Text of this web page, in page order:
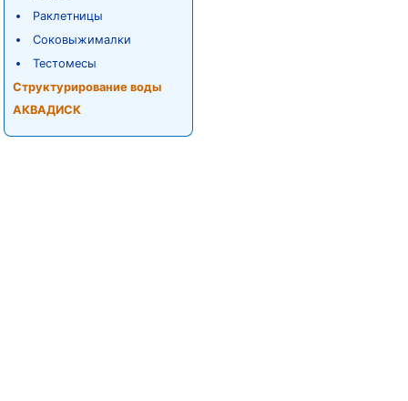
Раклетницы
Соковыжималки
Тестомесы
Структурирование воды
АКВАДИСК